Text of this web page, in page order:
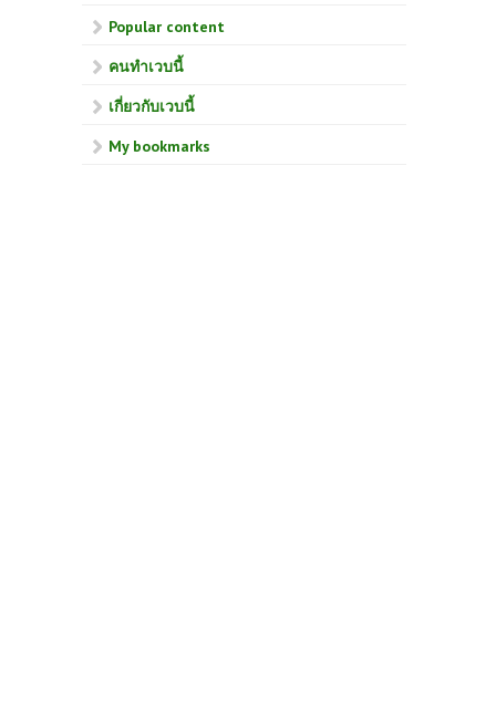
Popular content
คนทำเวบนี้
เกี่ยวกับเวบนี้
My bookmarks